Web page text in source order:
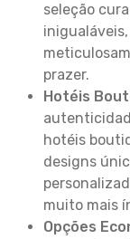
seleção
prazer.
Hotéis
hotéis
designs
muito mais
Opções